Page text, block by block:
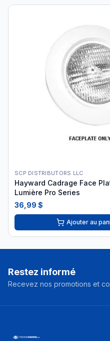
SCP DISTRIBUTORS LLC
Hayward Cadrage Face
Lumière Pro Series
36,99 $
Ajouter au
Restez informé
Recevez nos promotions et